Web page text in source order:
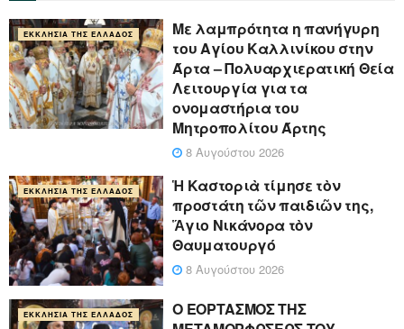
ΕΚΚΛΗΣΊΑ ΤΗΣ ΕΛΛΆΔΟΣ
Με λαμπρότητα η πανήγυρη
του Αγίου Καλλινίκου στην
Άρτα – Πολυαρχιερατική Θεία
Λειτουργία για τα
ονομαστήρια του
Μητροπολίτου Άρτης
8 Αυγούστου 2026
ΕΚΚΛΗΣΊΑ ΤΗΣ ΕΛΛΆΔΟΣ
Ἡ Καστοριὰ τίμησε τὸν
προστάτη τῶν παιδιῶν της,
Ἅγιο Νικάνορα τὸν
Θαυματουργό
8 Αυγούστου 2026
ΕΚΚΛΗΣΊΑ ΤΗΣ ΕΛΛΆΔΟΣ
Ο ΕΟΡΤΑΣΜΟΣ ΤΗΣ